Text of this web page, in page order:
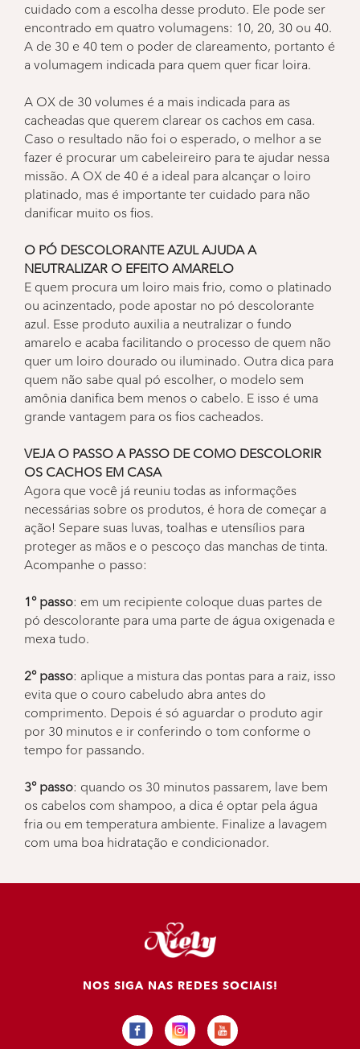
cuidado com a escolha desse produto. Ele pode ser
encontrado em quatro volumagens: 10, 20, 30 ou 40.
A de 30 e 40 tem o poder de clareamento, portanto é
a volumagem indicada para quem quer ficar loira.
A OX de 30 volumes é a mais indicada para as
cacheadas que querem clarear os cachos em casa.
Caso o resultado não foi o esperado, o melhor a se
fazer é procurar um cabeleireiro para te ajudar nessa
missão. A OX de 40 é a ideal para alcançar o loiro
platinado, mas é importante ter cuidado para não
danificar muito os fios.
O PÓ DESCOLORANTE AZUL AJUDA A
NEUTRALIZAR O EFEITO AMARELO
E quem procura um loiro mais frio, como o platinado
ou acinzentado, pode apostar no pó descolorante
azul. Esse produto auxilia a neutralizar o fundo
amarelo e acaba facilitando o processo de quem não
quer um loiro dourado ou iluminado. Outra dica para
quem não sabe qual pó escolher, o modelo sem
amônia danifica bem menos o cabelo. E isso é uma
grande vantagem para os fios cacheados.
VEJA O PASSO A PASSO DE COMO DESCOLORIR
OS CACHOS EM CASA
Agora que você já reuniu todas as informações
necessárias sobre os produtos, é hora de começar a
ação! Separe suas luvas, toalhas e utensílios para
proteger as mãos e o pescoço das manchas de tinta.
Acompanhe o passo:
1° passo: em um recipiente coloque duas partes de
pó descolorante para uma parte de água oxigenada e
mexa tudo.
2° passo: aplique a mistura das pontas para a raiz, isso
evita que o couro cabeludo abra antes do
comprimento. Depois é só aguardar o produto agir
por 30 minutos e ir conferindo o tom conforme o
tempo for passando.
3° passo: quando os 30 minutos passarem, lave bem
os cabelos com shampoo, a dica é optar pela água
fria ou em temperatura ambiente. Finalize a lavagem
com uma boa hidratação e condicionador.
NOS SIGA NAS REDES SOCIAIS!